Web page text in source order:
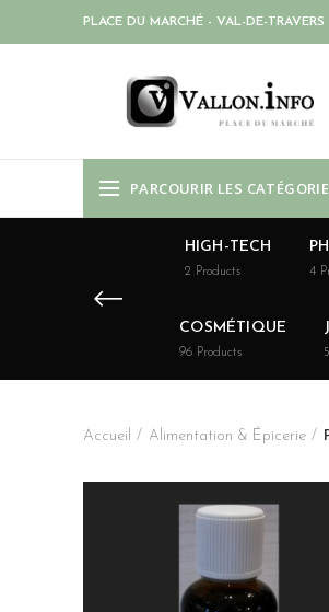
PLACE DU MARCHÉ - VAL-DE-TRAVERS
PARCOURIR LES
HIGH-TECH
2 Products 4
COSMÉTIQUE
96 Products 5
Accueil Alimentation & Épicerie